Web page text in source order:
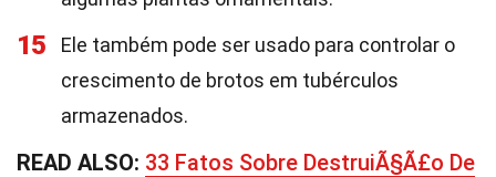
15
Ele também pode ser usado para controlar o
crescimento de brotos em tubérculos
armazenados.
READ ALSO: 33 Fatos Sobre DestruiÃ§Ã£o De